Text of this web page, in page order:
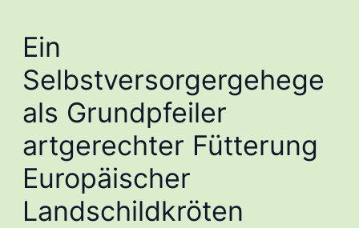
Ein
Selbstversorgergehege
als Grundpfeiler
artgerechter Fütterung
Europäischer
Landschildkröten